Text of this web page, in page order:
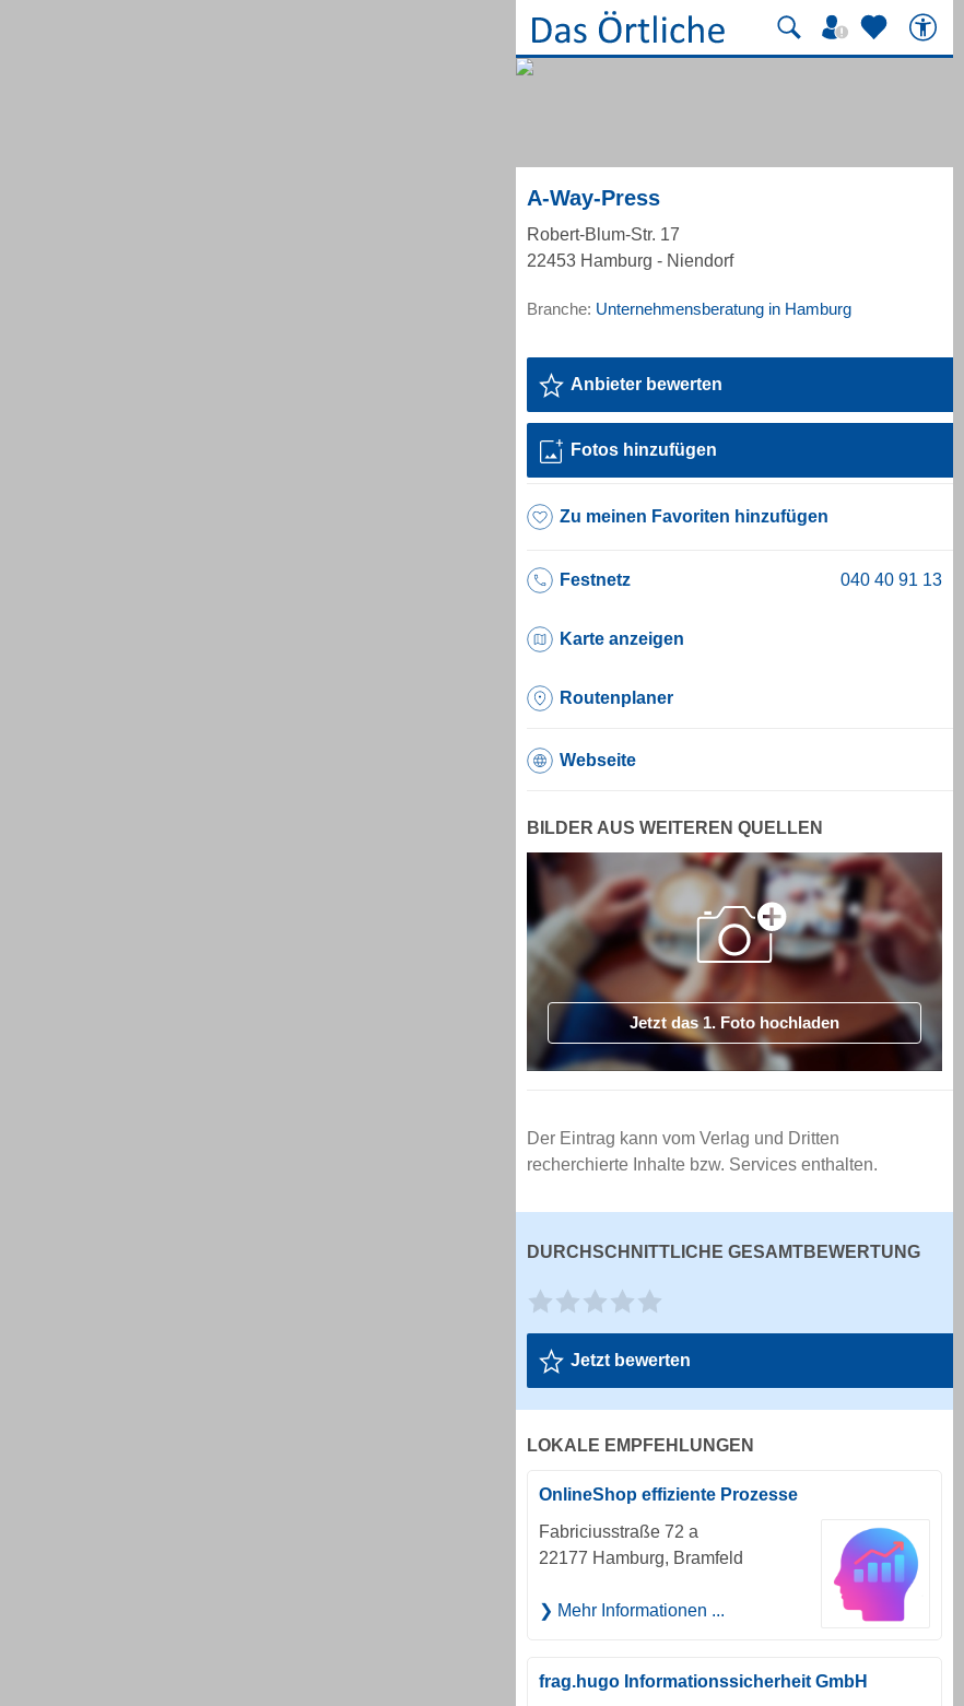
A-Way-Press
Robert-Blum-Str. 17
22453 Hamburg - Niendorf
Branche: Unternehmensberatung in Hamburg
Anbieter bewerten
Fotos hinzufügen
Zu meinen Favoriten hinzufügen
Festnetz
Karte anzeigen
Routenplaner
Webseite
BILDER AUS WEITEREN QUELLEN
Jetzt das 1. Foto hochladen
Der Eintrag kann vom Verlag und Dritten
recherchierte Inhalte bzw. Services enthalten.
DURCHSCHNITTLICHE GESAMTBEWERTUNG
Jetzt bewerten
LOKALE EMPFEHLUNGEN
OnlineShop effiziente Prozesse
Fabriciusstraße 72 a
22177 Hamburg, Bramfeld
Mehr Informationen ...
frag.hugo Informationssicherheit GmbH